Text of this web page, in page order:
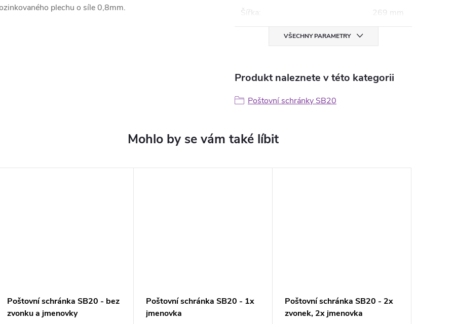
plechu o síle 0,8mm.
Šířka: 269 mm
VŠECHNY PARAMETRY
Produkt naleznete v této kategorii
Poštovní schránky SB20
Poštovní schránka SB20 - bez
zvonku a jmenovky
Poštovní schránka SB20 - 1x
jmenovka
Poštovní schránka SB20 - 2x
zvonek, 2x jmenovka